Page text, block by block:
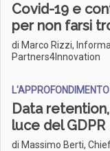
Covid-19 e
per non farsi
di Marco Rizzi,
Partners4Innovation
L'APPROFONDIMENTO
Data
luce del GDPR
di Massimo Berti,